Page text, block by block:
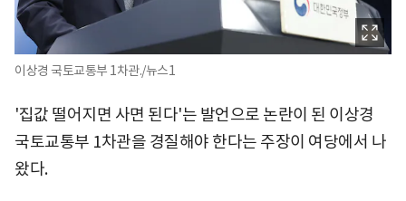
이상경 국토교통부 1차관./뉴스1
'집값 떨어지면 사면 된다'는 발언으로 논란이 된 이상경
국토교통부 1차관을 경질해야 한다는 주장이 여당에서 나
왔다.